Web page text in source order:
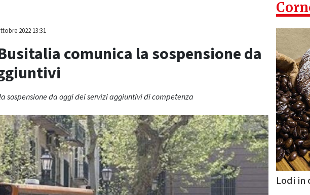
2022 13:31
comunica la sospensione da
sospensione da oggi dei servizi aggiuntivi di competenza
Lodi in